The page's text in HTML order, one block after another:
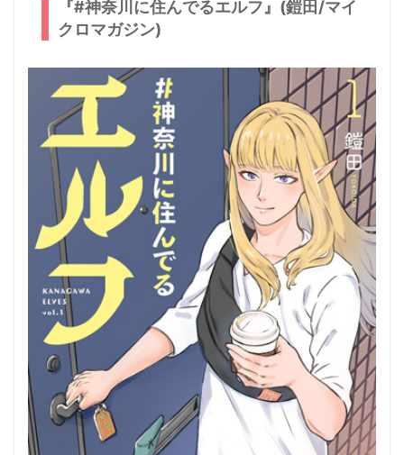
『#神奈川に住んでるエルフ』(鎧田/マイ
クロマガジン)